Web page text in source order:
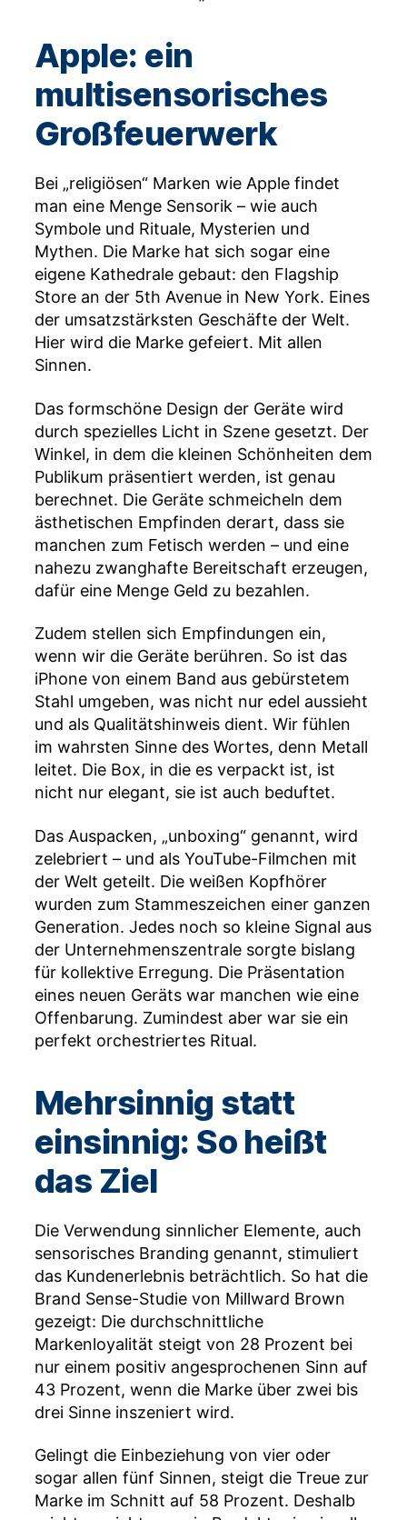
Apple: ein
multisensorisches
Großfeuerwerk
Bei „religiösen“ Marken wie Apple findet
man eine Menge Sensorik – wie auch
Symbole und Rituale, Mysterien und
Mythen. Die Marke hat sich sogar eine
eigene Kathedrale gebaut: den Flagship
Store an der 5th Avenue in New York. Eines
der umsatzstärksten Geschäfte der Welt.
Hier wird die Marke gefeiert. Mit allen
Sinnen.
Das formschöne Design der Geräte wird
durch spezielles Licht in Szene gesetzt. Der
Winkel, in dem die kleinen Schönheiten dem
Publikum präsentiert werden, ist genau
berechnet. Die Geräte schmeicheln dem
ästhetischen Empfinden derart, dass sie
manchen zum Fetisch werden – und eine
nahezu zwanghafte Bereitschaft erzeugen,
dafür eine Menge Geld zu bezahlen.
Zudem stellen sich Empfindungen ein,
wenn wir die Geräte berühren. So ist das
iPhone von einem Band aus gebürstetem
Stahl umgeben, was nicht nur edel aussieht
und als Qualitätshinweis dient. Wir fühlen
im wahrsten Sinne des Wortes, denn Metall
leitet. Die Box, in die es verpackt ist, ist
nicht nur elegant, sie ist auch beduftet.
Das Auspacken, „unboxing“ genannt, wird
zelebriert – und als YouTube-Filmchen mit
der Welt geteilt. Die weißen Kopfhörer
wurden zum Stammeszeichen einer ganzen
Generation. Jedes noch so kleine Signal aus
der Unternehmenszentrale sorgte bislang
für kollektive Erregung. Die Präsentation
eines neuen Geräts war manchen wie eine
Offenbarung. Zumindest aber war sie ein
perfekt orchestriertes Ritual.
Mehrsinnig statt
einsinnig: So heißt
das Ziel
Die Verwendung sinnlicher Elemente, auch
sensorisches Branding genannt, stimuliert
das Kundenerlebnis beträchtlich. So hat die
Brand Sense-Studie von Millward Brown
gezeigt: Die durchschnittliche
Markenloyalität steigt von 28 Prozent bei
nur einem positiv angesprochenen Sinn auf
43 Prozent, wenn die Marke über zwei bis
drei Sinne inszeniert wird.
Gelingt die Einbeziehung von vier oder
sogar allen fünf Sinnen, steigt die Treue zur
Marke im Schnitt auf 58 Prozent. Deshalb